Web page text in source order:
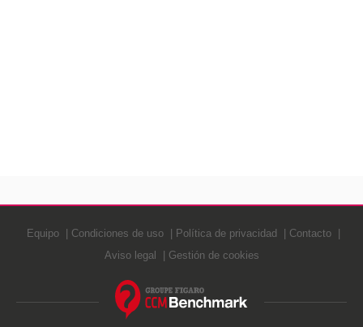
Equipo Condiciones de uso Política de privacidad
Contacto
Aviso legal
Gestión de cookies